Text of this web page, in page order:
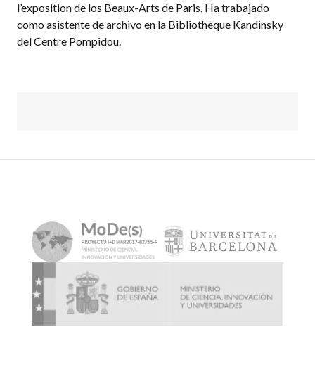
l’exposition de los Beaux-Arts de Paris. Ha trabajado
como asistente de archivo en la Bibliothèque Kandinsky
del Centre Pompidou.